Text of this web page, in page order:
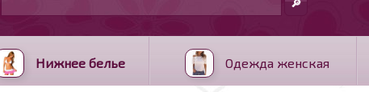
Нижнее белье Одежда женская